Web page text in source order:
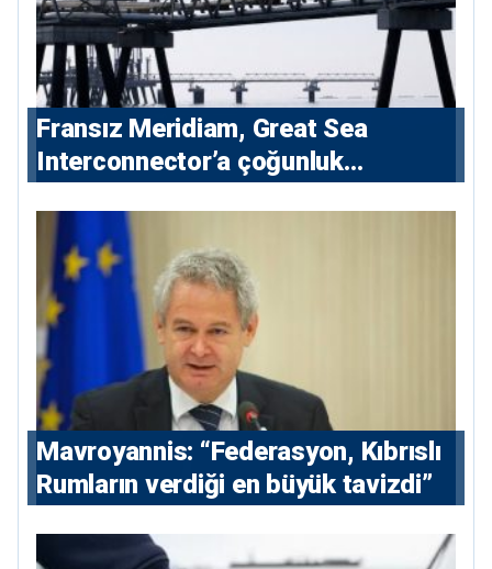
Fransız Meridiam, Great Sea
Interconnector’a çoğunluk
Mavroyannis: “Federasyon, Kıbrıslı
Rumların verdiği en büyük tavizdi”